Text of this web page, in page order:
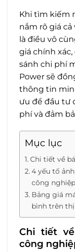
Khi tìm kiếm
nắm rõ giá
là điều vô
giá chính
sánh chi phí
Power sẽ
thông tin
ưu để đầu tư
phí và đảm
Mục lục
Chi tiết về
4 yếu tố
công nghiệp
Bảng giá
bình trên
Chi tiết
công